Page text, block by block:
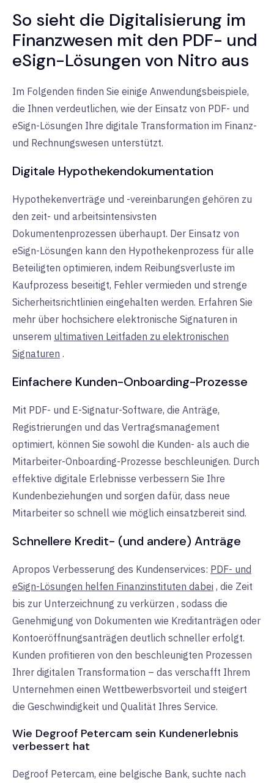
So sieht die Digitalisierung im
Finanzwesen mit den PDF- und
eSign-Lösungen von Nitro aus
Im Folgenden finden Sie einige Anwendungsbeispiele,
die Ihnen verdeutlichen, wie der Einsatz von PDF- und
eSign-Lösungen Ihre digitale Transformation im Finanz-
und Rechnungswesen unterstützt.
Digitale Hypothekendokumentation
Hypothekenverträge und -vereinbarungen gehören zu
den zeit- und arbeitsintensivsten
Dokumentenprozessen überhaupt. Der Einsatz von
eSign-Lösungen kann den Hypothekenprozess für alle
Beteiligten optimieren, indem Reibungsverluste im
Kaufprozess beseitigt, Fehler vermieden und strenge
Sicherheitsrichtlinien eingehalten werden. Erfahren Sie
mehr über hochsichere elektronische Signaturen in
unserem ultimativen Leitfaden zu elektronischen
Signaturen .
Einfachere Kunden-Onboarding-Prozesse
Mit PDF- und E-Signatur-Software, die Anträge,
Registrierungen und das Vertragsmanagement
optimiert, können Sie sowohl die Kunden- als auch die
Mitarbeiter-Onboarding-Prozesse beschleunigen. Durch
effektive digitale Erlebnisse verbessern Sie Ihre
Kundenbeziehungen und sorgen dafür, dass neue
Mitarbeiter so schnell wie möglich einsatzbereit sind.
Schnellere Kredit- (und andere) Anträge
Apropos Verbesserung des Kundenservices: PDF- und
eSign-Lösungen helfen Finanzinstituten dabei , die Zeit
bis zur Unterzeichnung zu verkürzen , sodass die
Genehmigung von Dokumenten wie Kreditanträgen oder
Kontoeröffnungsanträgen deutlich schneller erfolgt.
Kunden profitieren von den beschleunigten Prozessen
Ihrer digitalen Transformation – das verschafft Ihrem
Unternehmen einen Wettbewerbsvorteil und steigert
die Geschwindigkeit und Qualität Ihres Service.
Wie Degroof Petercam sein Kundenerlebnis
verbessert hat
Degroof Petercam, eine belgische Bank, suchte nach